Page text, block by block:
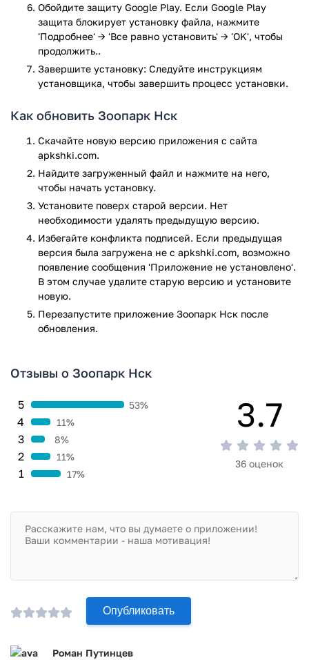
находятся в зоопарке.
С помощью приложения можно использовать
календарь событий, чтобы максимально удобно
запланировать поход в зоопарк.
Преимущества приложения
Очень красивый и удобный интерфейс, который
В каждой категории находятся информация,
полностью соответствующая только конкретному
названию.
Информация в приложении постоянно обновляется,
поэтому пользователь будет иметь только актуальную
информацию на данный момент.
Данное приложение будет полезным для всех людей,
которые планируют посетить Новосибирский зоопарк. Оно
находится в свободном доступе для скачивания на своё
Андроид устройство. С помощью приложения можно
узнавать только самую актуальную информацию и быть в
курсе всех последних событий на территории данного
зоопарка.
VirusTotal. В результате проверки по всем последним
Обойдите защиту Google Play. Если Google Play
защита блокирует установку файла, нажмите
'Подробнее' → 'Все равно установить' → 'OK', чтобы
продолжить..
Завершите установку: Следуйте инструкциям
установщика, чтобы завершить процесс установки.
Как обновить Зоопарк Нск
Скачайте новую версию приложения с сайта
apkshki.com.
Найдите загруженный файл и нажмите на него,
чтобы начать установку.
Установите поверх старой версии. Нет
необходимости удалять предыдущую версию.
Избегайте конфликта подписей. Если предыдущая
версия была загружена не с apkshki.com, возможно
появление сообщения 'Приложение не установлено'.
В этом случае удалите старую версию и установите
новую.
Перезапустите приложениe Зоопарк Нск после
обновления.
Отзывы о Зоопарк Нск
1 17%
2 11%
3 8%
4 11%
5 53% 3.7
36 оценок
Опубликовать
Роман Путинцев